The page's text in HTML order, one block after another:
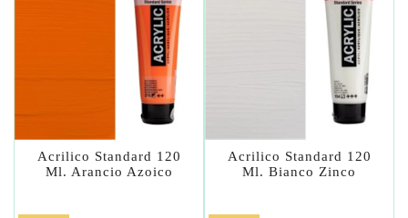
Acrilico Standard 120
Ml. Arancio Azoico
Acrilico Standard 120
Ml. Bianco Zinco